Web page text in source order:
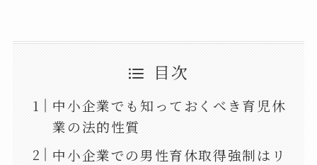
目次
中小企業でも知っておくべき育児休
業の法的性質
中小企業での男性育休取得強制はリ